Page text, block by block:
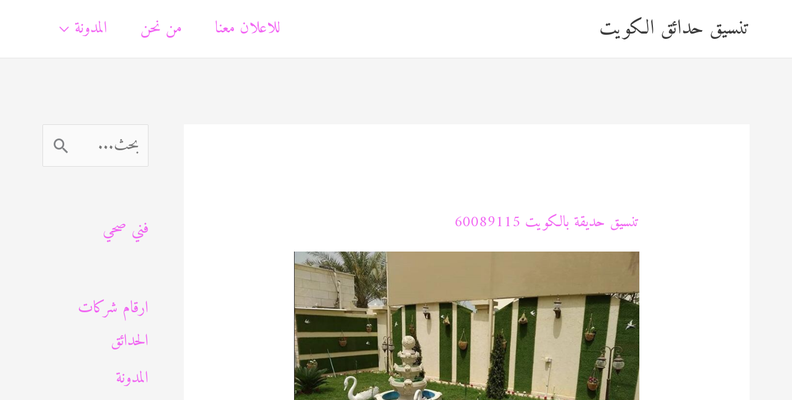
المحتوى
تنسيق حدائق الكويت للاعلان معنا من نحن المدونة
تنسيق حديقة بالكويت 60089115
ل
ح
ع
ن
:
فني صحي
ارقام شركات
الحدائق
المدونة